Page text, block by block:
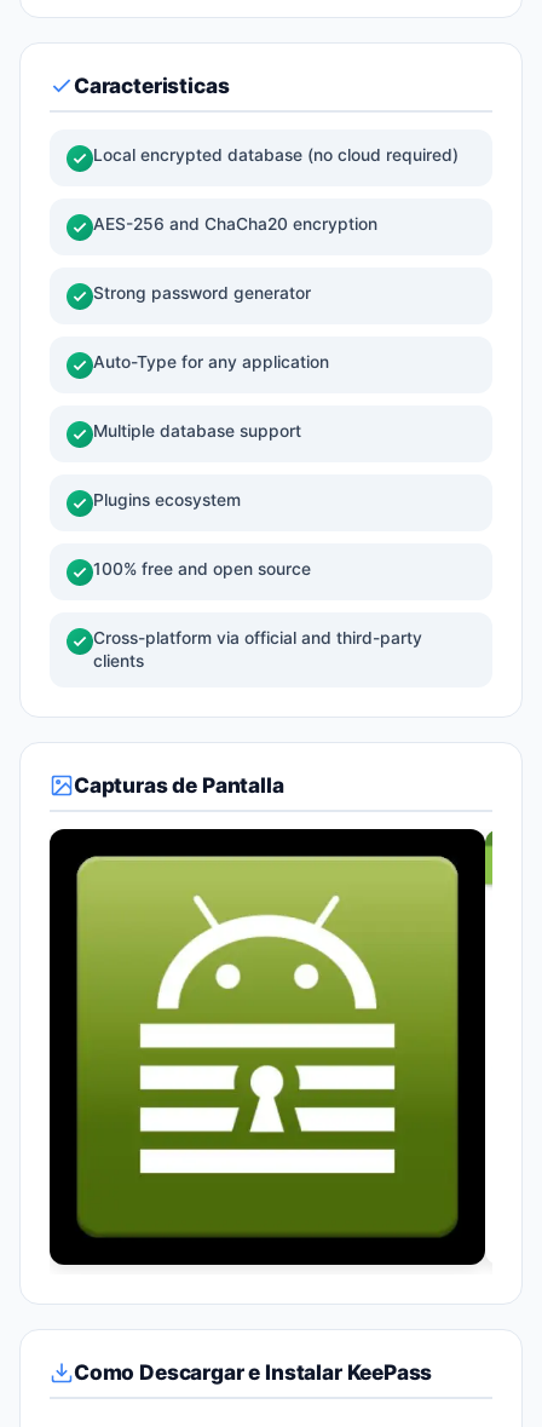
Caracteristicas
Local encrypted database (no cloud required)
AES-256 and ChaCha20 encryption
Strong password generator
Auto-Type for any application
Multiple database support
Plugins ecosystem
100% free and open source
Cross-platform via official and third-party
clients
Capturas de Pantalla
Como Descargar e Instalar KeePass